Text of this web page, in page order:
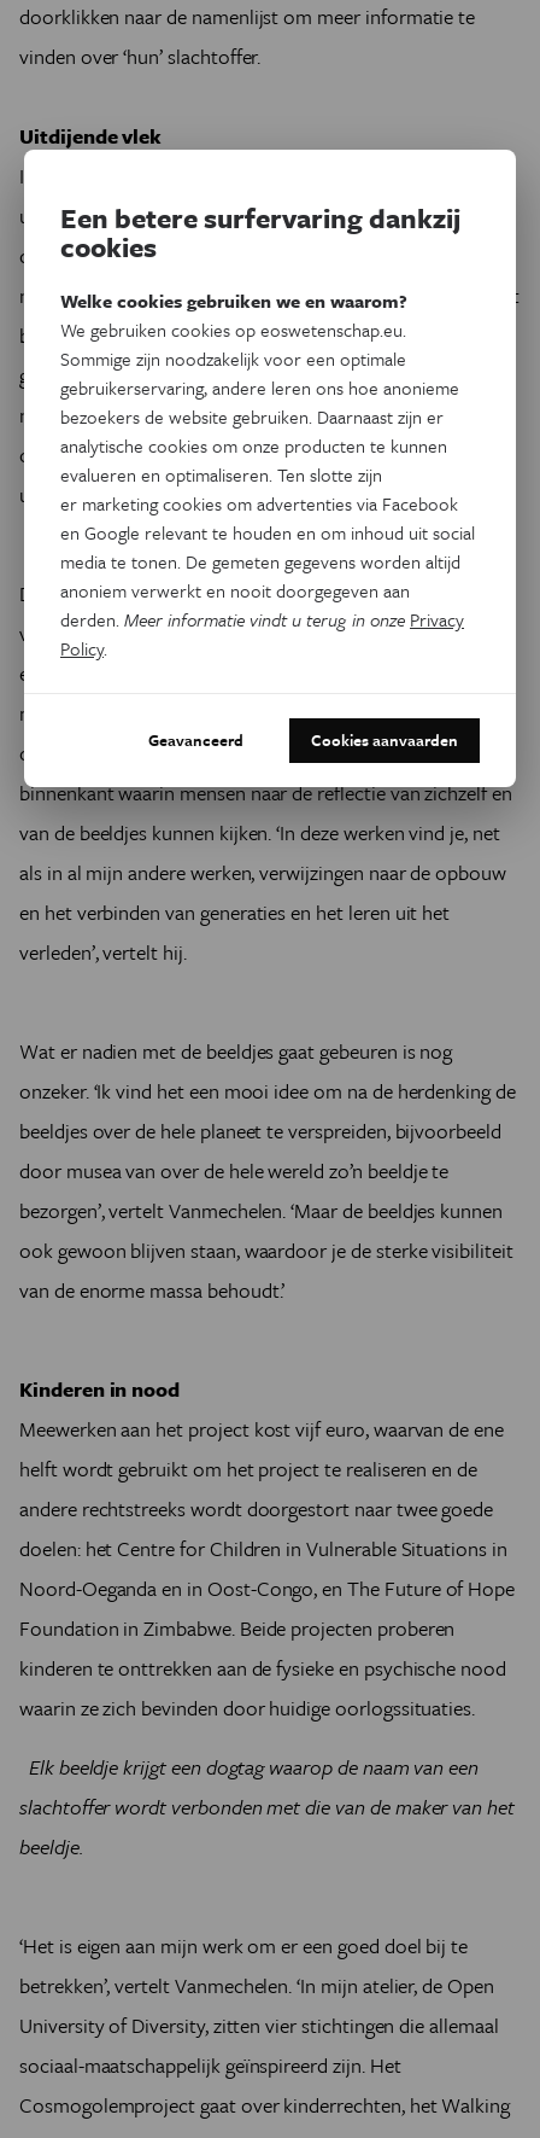
doorklikken naar de namenlijst om meer informatie te
vinden over ‘hun’ slachtoffer.
Uitdijende vlek
In maart 2018 wil Vanmechelen al deze beeldjes samen
uitzetten op een strook van drie hectare in het provinciaal
domein De Palingbeek. Daar lag honderd jaar geleden het
niemandsland van de frontzone van Ieper, een van de meest
bevochten plekken van de Eerste Wereldoorlog. Hoe het
gezamenlijke kunstwerk er precies gaat uitzien, staat nog
niet helemaal vast. Maar het zal volgens Vanmechelen niet
op een uniform leger lijken, eerder op een enorme
uitdijende vlek aan mensen.
De beeldjes krijgen een plaats tussen twee grote werken
van Vanmechelen: Carried by generations – een groot ei in
een nest van kippenpoten – en een werk dat hij nog moet
maken en dat Coming World zal heten – een groot
opengebroken bronzen ei met een spiegel aan de
binnenkant waarin mensen naar de reflectie van zichzelf en
van de beeldjes kunnen kijken. ‘In deze werken vind je, net
als in al mijn andere werken, verwijzingen naar de opbouw
en het verbinden van generaties en het leren uit het
verleden’, vertelt hij.
Wat er nadien met de beeldjes gaat gebeuren is nog
onzeker. ‘Ik vind het een mooi idee om na de herdenking de
beeldjes over de hele planeet te verspreiden, bijvoorbeeld
door musea van over de hele wereld zo’n beeldje te
bezorgen’, vertelt Vanmechelen. ‘Maar de beeldjes kunnen
ook gewoon blijven staan, waardoor je de sterke visibiliteit
van de enorme massa behoudt.’
Kinderen in nood
Meewerken aan het project kost vijf euro, waarvan de ene
helft wordt gebruikt om het project te realiseren en de
andere rechtstreeks wordt doorgestort naar twee goede
doelen: het Centre for Children in Vulnerable Situations in
Noord-Oeganda en in Oost-Congo, en The Future of Hope
Foundation in Zimbabwe. Beide projecten proberen
kinderen te onttrekken aan de fysieke en psychische nood
waarin ze zich bevinden door huidige oorlogssituaties.
Elk beeldje krijgt een dogtag waarop de naam van een
slachtoffer wordt verbonden met die van de maker van het
beeldje.
‘Het is eigen aan mijn werk om er een goed doel bij te
betrekken’, vertelt Vanmechelen. ‘In mijn atelier, de Open
University of Diversity, zitten vier stichtingen die allemaal
sociaal-maatschappelijk geïnspireerd zijn. Het
Cosmogolemproject gaat over kinderrechten, het Walking
Een betere surfervaring dankzij
cookies
Welke cookies gebruiken we en waarom?
We gebruiken cookies op eoswetenschap.eu.
Sommige zijn noodzakelijk voor een optimale
gebruikerservaring, andere leren ons hoe anonieme
bezoekers de website gebruiken. Daarnaast zijn er
analytische cookies om onze producten te kunnen
evalueren en optimaliseren. Ten slotte zijn
er marketing cookies om advertenties via Facebook
en Google relevant te houden en om inhoud uit social
media te tonen. De gemeten gegevens worden altijd
anoniem verwerkt en nooit doorgegeven aan
derden.Meer informatie vindt u terug in onze Privacy
Policy.
Geavanceerd Cookies aanvaarden